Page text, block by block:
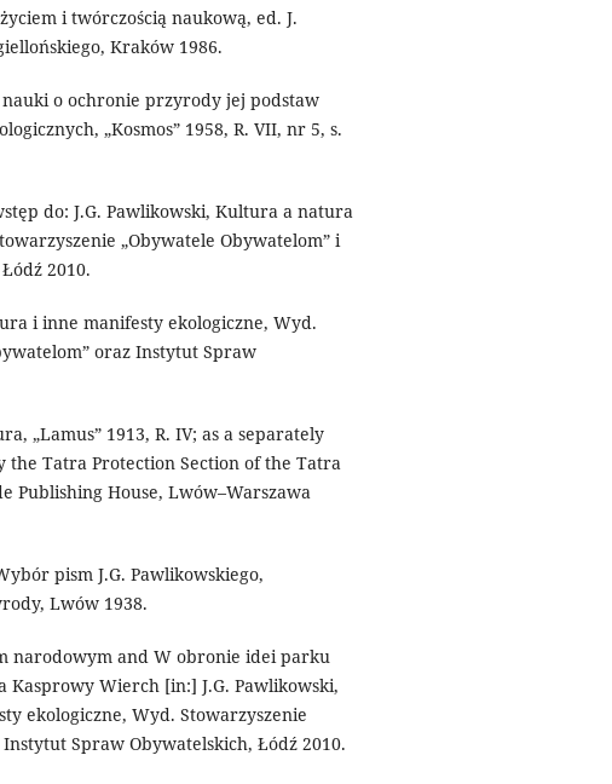
i twórczością naukową, ed. J.
Kraków 1986.
o ochronie przyrody jej podstaw
„Kosmos” 1958, R. VII, nr 5, s.
do: J.G. Pawlikowski, Kultura a natura
„Obywatele Obywatelom” i
2010.
i inne manifesty ekologiczne, Wyd.
oraz Instytut Spraw
„Lamus” 1913, R. IV; as a separately
the Tatra Protection Section of the Tatra
Publishing House, Lwów–Warszawa
pism J.G. Pawlikowskiego,
Lwów 1938.
narodowym and W obronie idei parku
Kasprowy Wierch [in:] J.G. Pawlikowski,
ekologiczne, Wyd. Stowarzyszenie
Spraw Obywatelskich, Łódź 2010.